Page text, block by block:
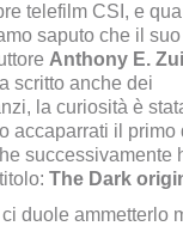
telefilm CSI, e
saputo che il suo
Anthony E.
scritto anche dei
la curiosità è
accaparrati il
successivamente
The Dark
ci duole ammetterlo